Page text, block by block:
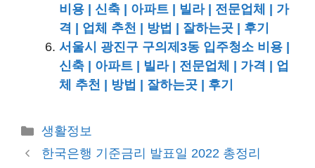
비용 | 신축 | 아파트 | 빌라 | 전문업체 | 가
격 | 업체 추천 | 방법 | 잘하는곳 | 후기
서울시 광진구 구의제3동 입주청소 비용 |
신축 | 아파트 | 빌라 | 전문업체 | 가격 | 업
체 추천 | 방법 | 잘하는곳 | 후기
카
테
생활정보
한국은행 기준금리 발표일 2022 총정리